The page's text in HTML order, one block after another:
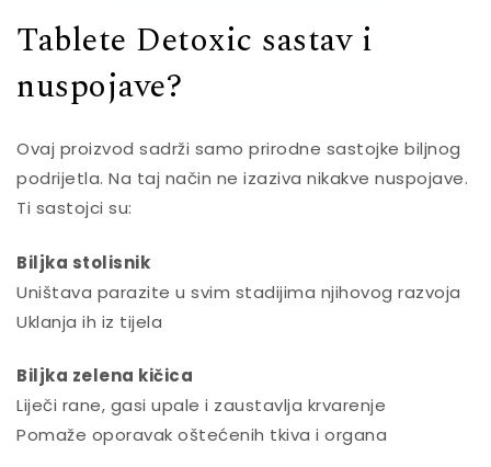
Tablete Detoxic sastav i
nuspojave?
Ovaj proizvod sadrži samo prirodne sastojke biljnog
podrijetla. Na taj način ne izaziva nikakve nuspojave.
Ti sastojci su:
Biljka stolisnik
Uništava parazite u svim stadijima njihovog razvoja
Uklanja ih iz tijela
Biljka zelena kičica
Liječi rane, gasi upale i zaustavlja krvarenje
Pomaže oporavak oštećenih tkiva i organa